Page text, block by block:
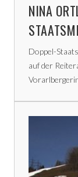
NINA
Doppel-
auf der